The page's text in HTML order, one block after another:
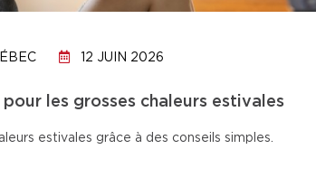
12 JUIN 2026
les grosses chaleurs estivales
estivales grâce à des conseils simples.